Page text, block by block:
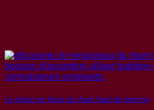
Le retour en force du rhum haut de gamme